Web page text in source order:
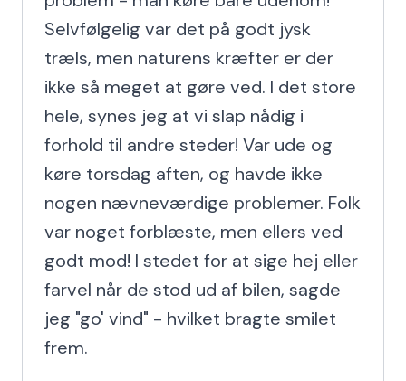
Selvfølgelig var det på godt jysk
træls, men naturens kræfter er der
ikke så meget at gøre ved. I det store
hele, synes jeg at vi slap nådig i
forhold til andre steder! Var ude og
køre torsdag aften, og havde ikke
nogen nævneværdige problemer. Folk
var noget forblæste, men ellers ved
godt mod! I stedet for at sige hej eller
farvel når de stod ud af bilen, sagde
jeg "go' vind" - hvilket bragte smilet
frem.